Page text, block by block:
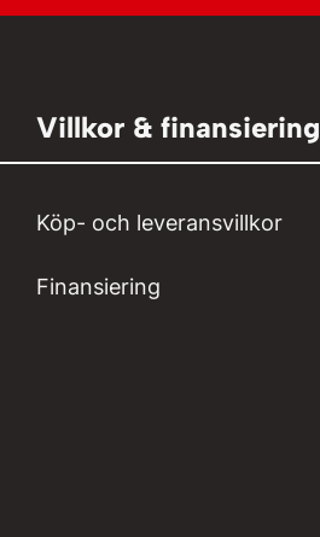
Villkor & finansiering
Köp- och leveransvillkor
Finansiering